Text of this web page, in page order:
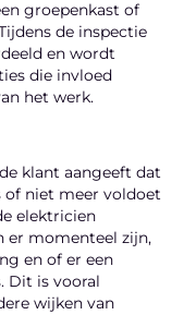
groepenkast of
de inspectie
en wordt
die invloed
het werk.
klant aangeeft dat
of niet meer voldoet
elektricien
er momenteel zijn,
en of er een
Dit is vooral
wijken van